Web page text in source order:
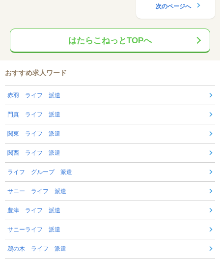
次のページへ
はたらこねっとTOPへ
おすすめ求人ワード
赤羽 ライフ 派遣
門真 ライフ 派遣
関東 ライフ 派遣
関西 ライフ 派遣
ライフ グループ 派遣
サニー ライフ 派遣
豊津 ライフ 派遣
サニーライフ 派遣
鵜の木 ライフ 派遣